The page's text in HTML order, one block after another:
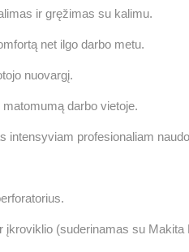
ir gręžimas su kalimu.
net ilgo darbo metu.
nuovargį.
darbo vietoje.
intensyviam profesionaliam
įkroviklio (suderinamas su